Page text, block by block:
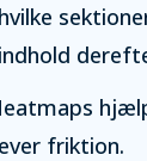
friktion.